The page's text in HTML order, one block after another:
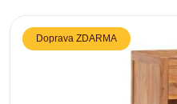
Doprava ZDARMA